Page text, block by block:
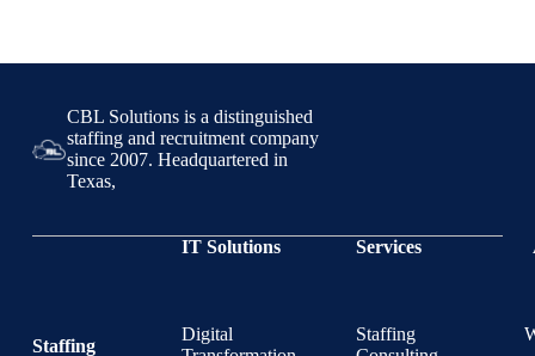
CBL Solutions is a distinguished
staffing and recruitment company
since 2007. Headquartered in
Texas,
Staffing
IT Solutions
Digital
Services
Staffing